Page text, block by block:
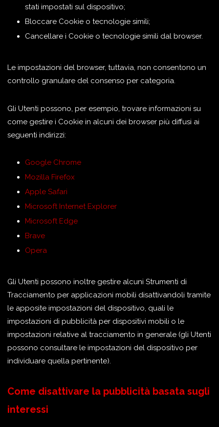
stati impostati sul dispositivo;
Bloccare Cookie o tecnologie simili;
Cancellare i Cookie o tecnologie simili dal browser.
Le impostazioni del browser, tuttavia, non consentono un
controllo granulare del consenso per categoria.
Gli Utenti possono, per esempio, trovare informazioni su
come gestire i Cookie in alcuni dei browser più diffusi ai
seguenti indirizzi:
Google Chrome
Mozilla Firefox
Apple Safari
Microsoft Internet Explorer
Microsoft Edge
Brave
Opera
Gli Utenti possono inoltre gestire alcuni Strumenti di
Tracciamento per applicazioni mobili disattivandoli tramite
le apposite impostazioni del dispositivo, quali le
impostazioni di pubblicità per dispositivi mobili o le
impostazioni relative al tracciamento in generale (gli Utenti
possono consultare le impostazioni del dispositivo per
individuare quella pertinente).
Come disattivare la pubblicità basata sugli
interessi